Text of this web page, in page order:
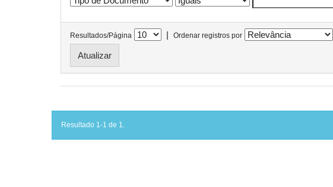
Resultados/Página | Ordenar registros por
Resultado 1-1 de 1.